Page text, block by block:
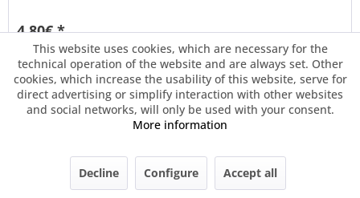
4.80€ *
Remember
This website uses cookies, which are necessary for the
technical operation of the website and are always set. Other
cookies, which increase the usability of this website, serve for
direct advertising or simplify interaction with other websites
and social networks, will only be used with your consent.
More information
Decline Configure Accept all